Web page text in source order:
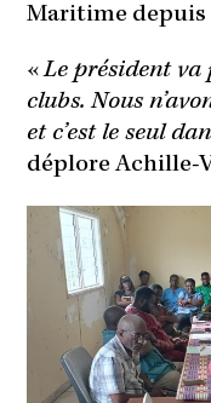
Maritime depuis
«Le président va
clubs. Nous
et c’est le seul
déplore Achille-